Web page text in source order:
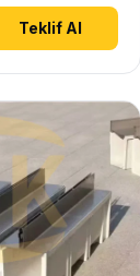
Teklif Al